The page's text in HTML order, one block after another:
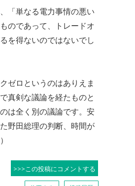
「単なる電力事情の悪い
のであって、トレードオ
を得ないのではないでし
ゼロというのはありえま
真剣な議論を経たものと
は全く別の議論です。安
野田総理の判断、時間が
>>>この投稿にコメントする